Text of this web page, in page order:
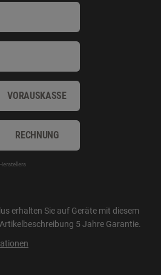
VORAUSKASSE
RECHNUNG
erhalten Sie auf Geräte mit diesem
5 Jahre Garantie.